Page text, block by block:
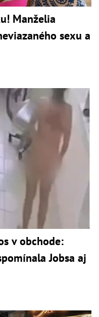
Manželia
sexu a
v obchode:
Jobsa aj